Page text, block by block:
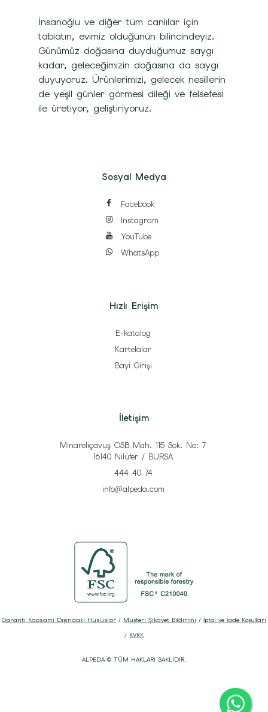
İnsanoğlu ve diğer tüm canlılar için
tabiatın, evimiz olduğunun bilincindeyiz.
Günümüz doğasına duyduğumuz saygı
kadar, geleceğimizin doğasına da saygı
duyuyoruz. Ürünlerimizi, gelecek nesillerin
de yeşil günler görmesi dileği ve felsefesi
ile üretiyor, geliştiriyoruz.
Sosyal Medya
Facebook
Instagram
YouTube
WhatsApp
Hızlı Erişim
E-katalog
Kartelalar
Bayi Girişi
İletişim
Minareliçavuş OSB Mah. 115 Sok. No: 7
16140 Nilüfer / BURSA
444 40 74
info@alpeda.com
ALPEDA © TÜM HAKLARI SAKLIDIR.
Garanti Kapsamı Dışındaki Hususlar / Müşteri Şikayet Bildirimi / İptal ve İade Koşulları
/ KVKK